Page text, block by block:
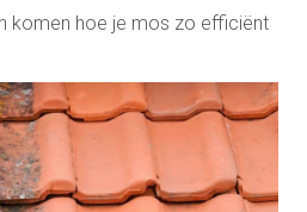
komen hoe je mos zo efficiënt